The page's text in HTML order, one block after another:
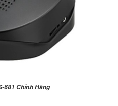
681 Chính Hãng